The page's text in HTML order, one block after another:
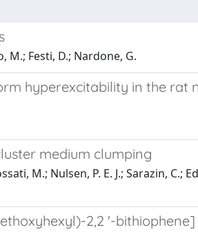
M.; Festi, D.; Nardone, G.
hyperexcitability in the rat
medium clumping
M.; Nulsen, P. E. J.; Sarazin, C.;
2,2 '-bithiophene]